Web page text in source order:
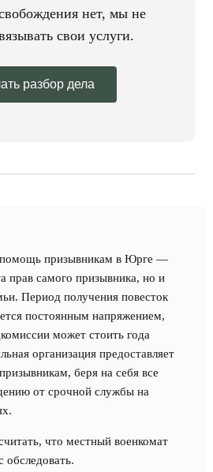
нет, мы не
свои услуги.
разбор дела
помощь призывникам в Юрге —
прав самого призывника, но и
Период получения повесток
постоянным напряжением,
может стоить года
организация предоставляет
беря на себя все
от срочной службы на
что местный военкомат
обследовать.